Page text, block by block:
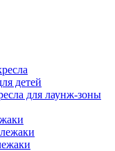
детей
для лаунж-зоны